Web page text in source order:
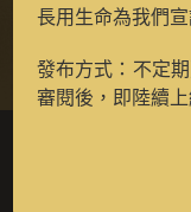
寶生百法
長用生命為我們宣
發布方式：不定
審閱後，即陸續上